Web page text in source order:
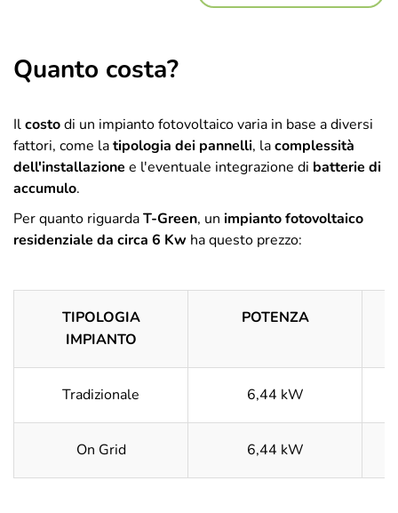
Quanto costa?
Ilcostodi un impianto fotovoltaico varia in base a diversi
fattori, come latipologia dei pannelli, lacomplessità
dell'installazione e l'eventuale integrazione di batterie di
accumulo.
Per quanto riguardaT-Green, un impianto fotovoltaico
residenziale da circa 6 Kw ha questo prezzo:
TIPOLOGIA
IMPIANTO
POTENZA
Tradizionale 6,44 kW
On Grid 6,44 kW